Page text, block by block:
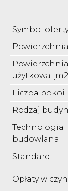
Symbol oferty
Powierzchnia
Powierzchnia
użytkowa
Liczba pokoi
Rodzaj
Technologia
budowlana
Standard
Opłaty w